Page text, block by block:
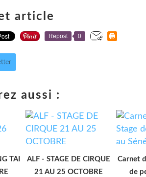
article
Repost 0
aussi :
TAI
ALF - STAGE DE CIRQUE
21 AU 25 OCTOBRE
Carnet
de